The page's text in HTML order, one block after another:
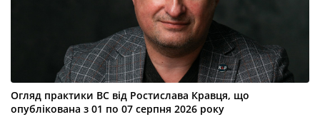
Огляд практики ВС від Ростислава Кравця, що
опублікована з 01 по 07 серпня 2026 року